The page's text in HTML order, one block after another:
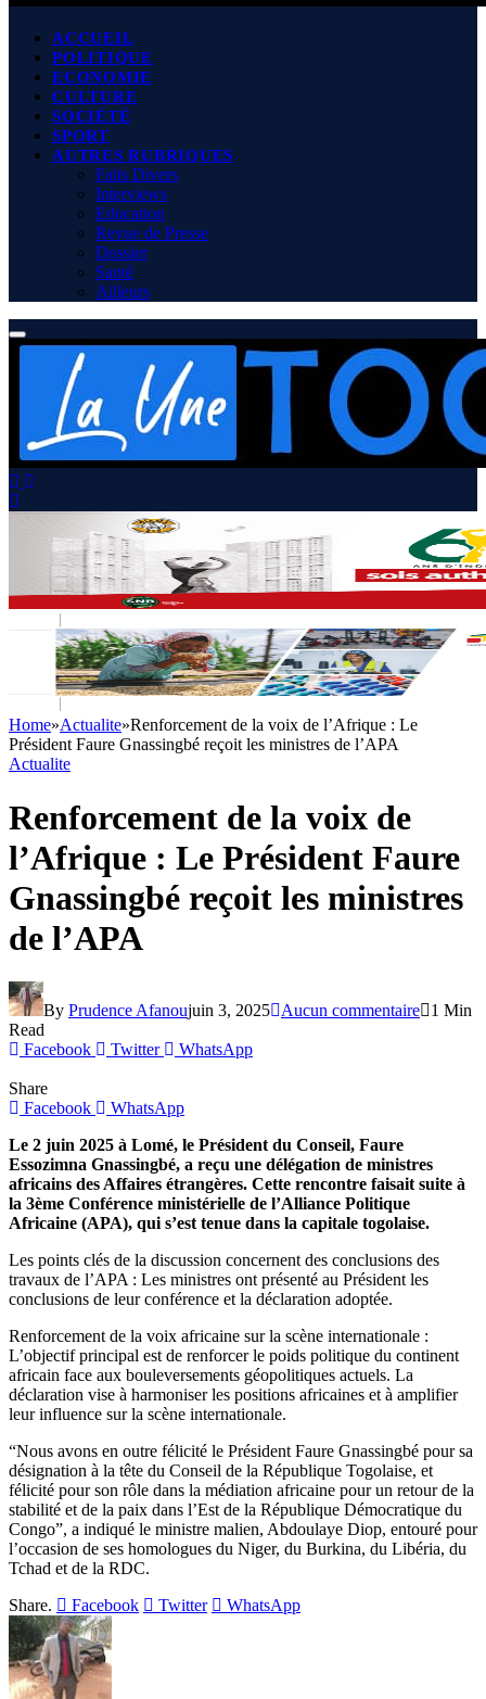
ACCUEIL
POLITIQUE
ECONOMIE
CULTURE
SOCIÉTÉ
SPORT
AUTRES RUBRIQUES
Faits Divers
Interviews
Education
Revue de Presse
Dossier
Santé
Ailleurs
Home»Actualite»Renforcement de la voix de l’Afrique : Le
Président Faure Gnassingbé reçoit les ministres de l’APA
Actualite
Renforcement de la voix de
l’Afrique : Le Président Faure
Gnassingbé reçoit les ministres
de l’APA
By Prudence Afanoujuin 3, 2025 Aucun commentaire
1 Min
Read
Facebook
Twitter WhatsApp
Share
Facebook
WhatsApp
Le 2 juin 2025 à Lomé, le Président du Conseil, Faure
Essozimna Gnassingbé, a reçu une délégation de ministres
africains des Affaires étrangères. Cette rencontre faisait suite à
la 3ème Conférence ministérielle de l’Alliance Politique
Africaine (APA), qui s’est tenue dans la capitale togolaise.
Les points clés de la discussion concernent des conclusions des
travaux de l’APA : Les ministres ont présenté au Président les
conclusions de leur conférence et la déclaration adoptée.
Renforcement de la voix africaine sur la scène internationale :
L’objectif principal est de renforcer le poids politique du continent
africain face aux bouleversements géopolitiques actuels. La
déclaration vise à harmoniser les positions africaines et à amplifier
leur influence sur la scène internationale.
“Nous avons en outre félicité le Président Faure Gnassingbé pour sa
désignation à la tête du Conseil de la République Togolaise, et
félicité pour son rôle dans la médiation africaine pour un retour de la
stabilité et de la paix dans l’Est de la République Démocratique du
Congo”, a indiqué le ministre malien, Abdoulaye Diop, entouré pour
l’occasion de ses homologues du Niger, du Burkina, du Libéria, du
Tchad et de la RDC.
Share.
Facebook Twitter WhatsApp